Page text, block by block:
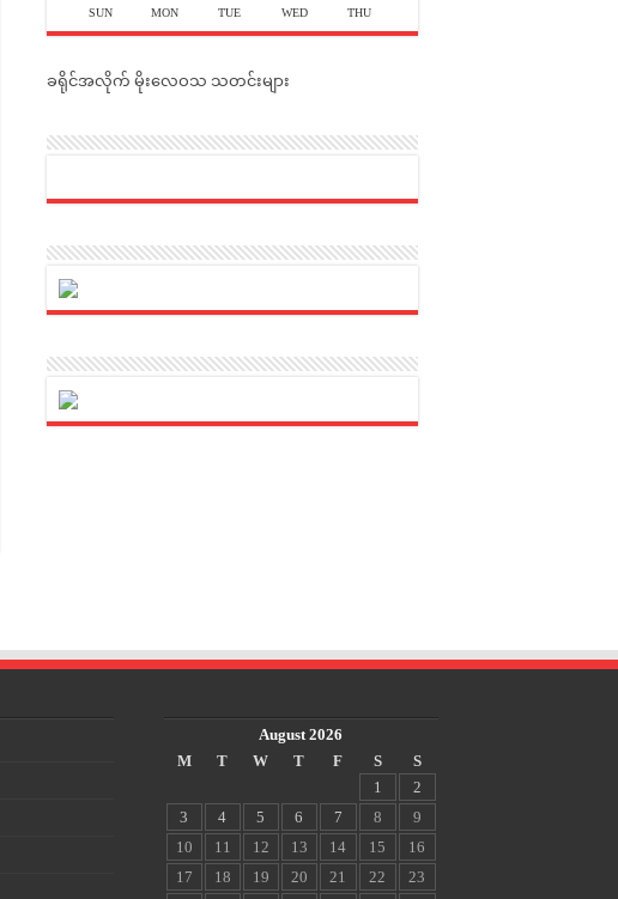
SUN MON TUE WED THU
ခရိုင်အလိုက် မိုးလေဝသ သတင်းများ
August 2026
M
T W T F S
S
1
2
3
4 5 6 7 8
9
10
11 12 13 14 15
16
17
18 19 20 21 22
23